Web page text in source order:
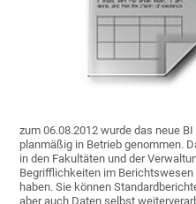
zum 06.08.2012 wurde das neue
planmäßig in Betrieb genommen.
in den Fakultäten und der
Begrifflichkeiten im
haben. Sie können
aber auch Daten selbst